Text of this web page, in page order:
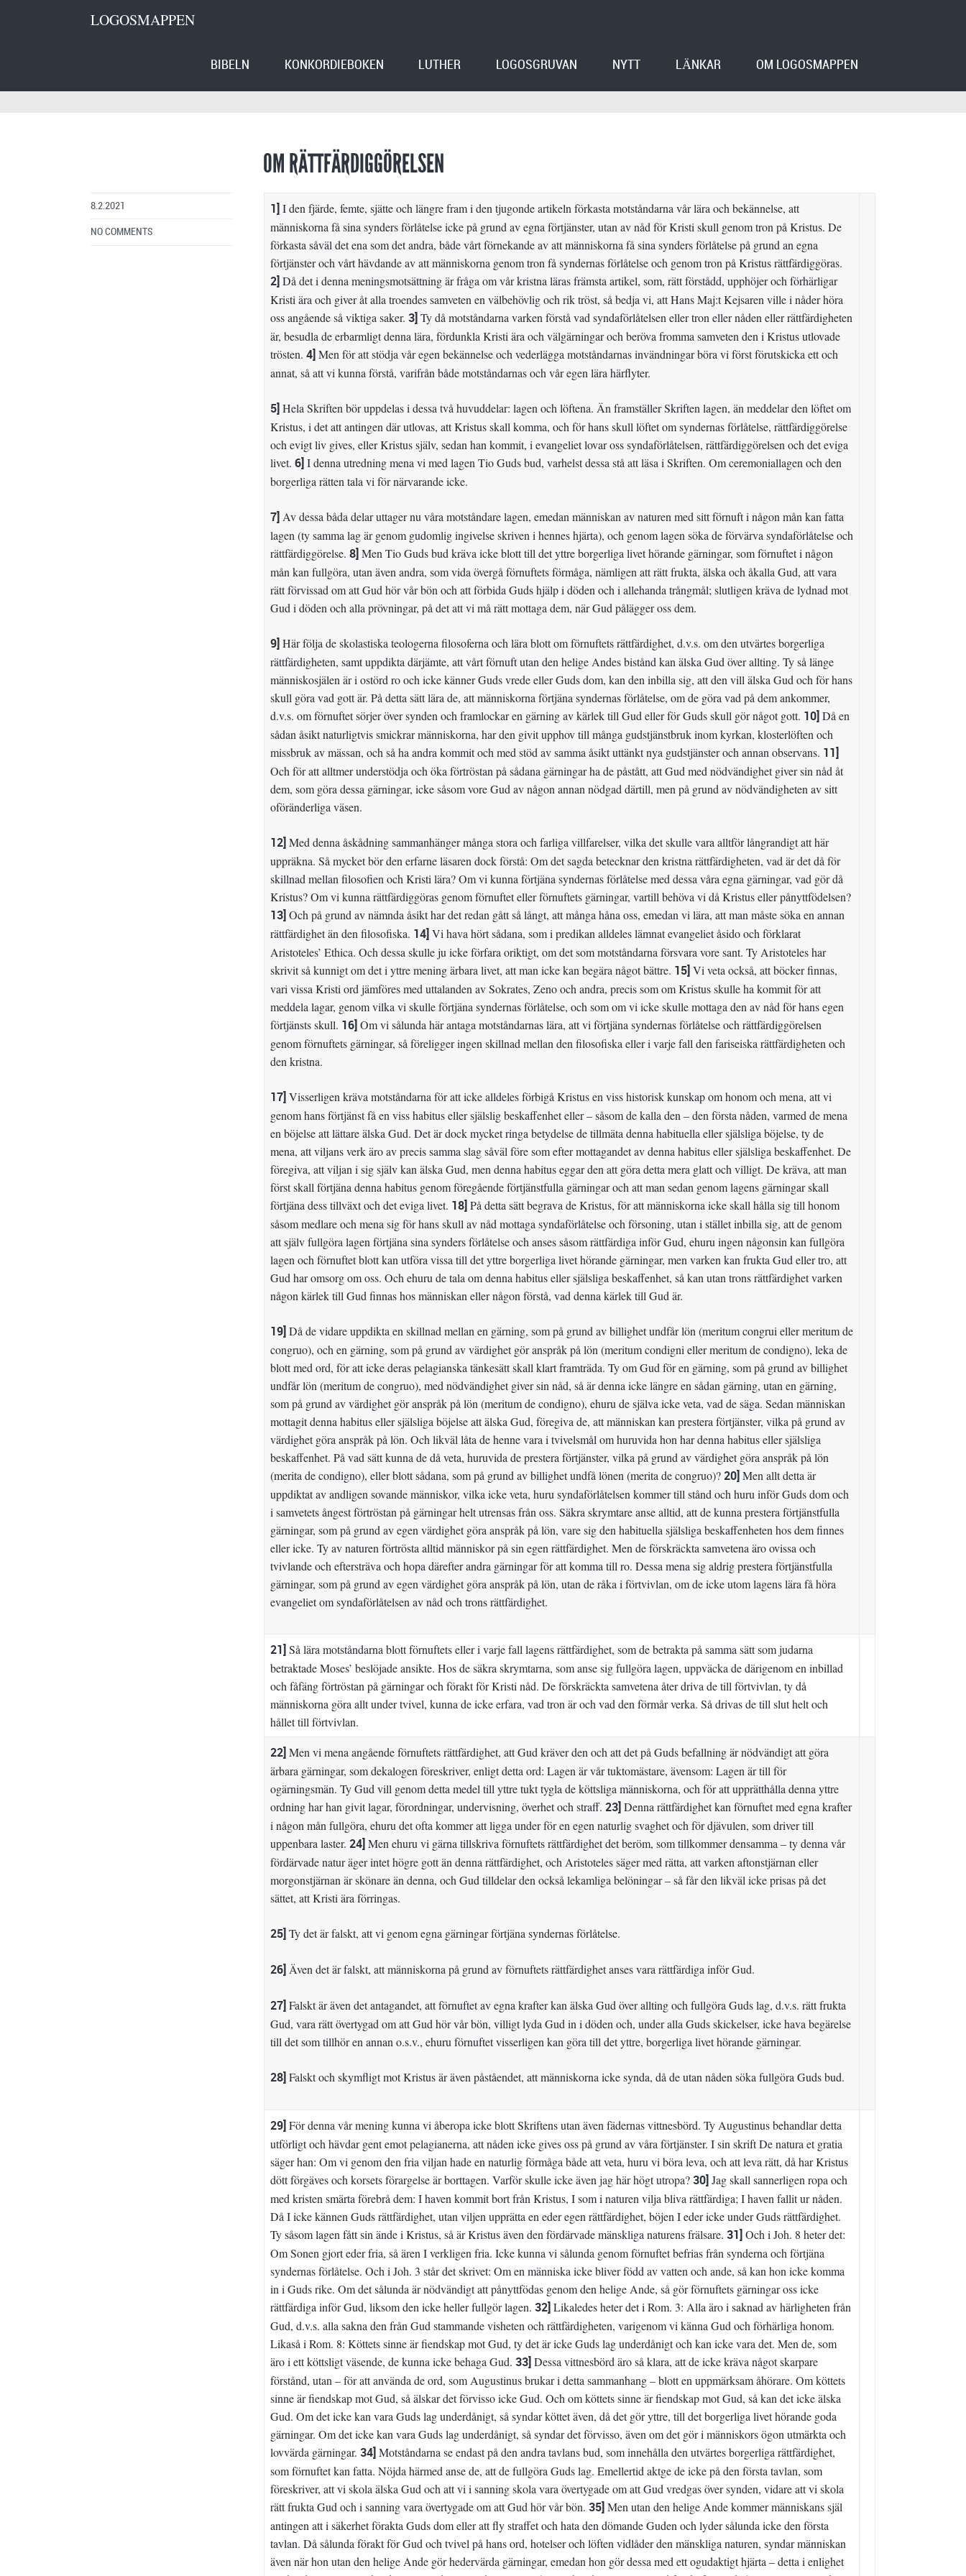
LOGOSMAPPEN
BIBELN KONKORDIEBOKEN LUTHER LOGOSGRUVAN NYTT LÄNKAR OM LOGOSMAPPEN
OM RÄTTFÄRDIGGÖRELSEN
8.2.2021
NO COMMENTS
1]I den fjärde, femte, sjätte och längre fram i den tjugonde artikeln förkasta motståndarna vår lära och bekännelse, att
människorna få sina synders förlåtelse icke på grund av egna förtjänster, utan av nåd för Kristi skull genom tron på Kristus. De
förkasta såväl det ena som det andra, både vårt förnekande av att människorna få sina synders förlåtelse på grund an egna
förtjänster och vårt hävdande av att människorna genom tron få syndernas förlåtelse och genom tron på Kristus rättfärdiggöras.
2]Då det i denna meningsmotsättning är fråga om vår kristna läras främsta artikel, som, rätt förstådd, upphöjer och förhärligar
Kristi ära och giver åt alla troendes samveten en välbehövlig och rik tröst, så bedja vi, att Hans Maj:t Kejsaren ville i nåder höra
oss angående så viktiga saker. 3]Ty då motståndarna varken förstå vad syndaförlåtelsen eller tron eller nåden eller rättfärdigheten
är, besudla de erbarmligt denna lära, fördunkla Kristi ära och välgärningar och beröva fromma samveten den i Kristus utlovade
trösten. 4]Men för att stödja vår egen bekännelse och vederlägga motståndarnas invändningar böra vi först förutskicka ett och
annat, så att vi kunna förstå, varifrån både motståndarnas och vår egen lära härflyter.
5]Hela Skriften bör uppdelas i dessa två huvuddelar: lagen och löftena. Än framställer Skriften lagen, än meddelar den löftet om
Kristus, i det att antingen där utlovas, att Kristus skall komma, och för hans skull löftet om syndernas förlåtelse, rättfärdiggörelse
och evigt liv gives, eller Kristus själv, sedan han kommit, i evangeliet lovar oss syndaförlåtelsen, rättfärdiggörelsen och det eviga
livet. 6]I denna utredning mena vi med lagen Tio Guds bud, varhelst dessa stå att läsa i Skriften. Om ceremoniallagen och den
borgerliga rätten tala vi för närvarande icke.
7]Av dessa båda delar uttager nu våra motståndare lagen, emedan människan av naturen med sitt förnuft i någon mån kan fatta
lagen (ty samma lag är genom gudomlig ingivelse skriven i hennes hjärta), och genom lagen söka de förvärva syndaförlåtelse och
rättfärdiggörelse. 8]Men Tio Guds bud kräva icke blott till det yttre borgerliga livet hörande gärningar, som förnuftet i någon
mån kan fullgöra, utan även andra, som vida övergå förnuftets förmåga, nämligen att rätt frukta, älska och åkalla Gud, att vara
rätt förvissad om att Gud hör vår bön och att förbida Guds hjälp i döden och i allehanda trångmål; slutligen kräva de lydnad mot
Gud i döden och alla prövningar, på det att vi må rätt mottaga dem, när Gud pålägger oss dem.
9]Här följa de skolastiska teologerna filosoferna och lära blott om förnuftets rättfärdighet, d.v.s. om den utvärtes borgerliga
rättfärdigheten, samt uppdikta därjämte, att vårt förnuft utan den helige Andes bistånd kan älska Gud över allting. Ty så länge
människosjälen är i ostörd ro och icke känner Guds vrede eller Guds dom, kan den inbilla sig, att den vill älska Gud och för hans
skull göra vad gott är. På detta sätt lära de, att människorna förtjäna syndernas förlåtelse, om de göra vad på dem ankommer,
d.v.s. om förnuftet sörjer över synden och framlockar en gärning av kärlek till Gud eller för Guds skull gör något gott. 10]Då en
sådan åsikt naturligtvis smickrar människorna, har den givit upphov till många gudstjänstbruk inom kyrkan, klosterlöften och
missbruk av mässan, och så ha andra kommit och med stöd av samma åsikt uttänkt nya gudstjänster och annan observans. 11]
Och för att alltmer understödja och öka förtröstan på sådana gärningar ha de påstått, att Gud med nödvändighet giver sin nåd åt
dem, som göra dessa gärningar, icke såsom vore Gud av någon annan nödgad därtill, men på grund av nödvändigheten av sitt
oföränderliga väsen.
12]Med denna åskådning sammanhänger många stora och farliga villfarelser, vilka det skulle vara alltför långrandigt att här
uppräkna. Så mycket bör den erfarne läsaren dock förstå: Om det sagda betecknar den kristna rättfärdigheten, vad är det då för
skillnad mellan filosofien och Kristi lära? Om vi kunna förtjäna syndernas förlåtelse med dessa våra egna gärningar, vad gör då
Kristus? Om vi kunna rättfärdiggöras genom förnuftet eller förnuftets gärningar, vartill behöva vi då Kristus eller pånyttfödelsen?
13]Och på grund av nämnda åsikt har det redan gått så långt, att många håna oss, emedan vi lära, att man måste söka en annan
rättfärdighet än den filosofiska. 14]Vi hava hört sådana, som i predikan alldeles lämnat evangeliet åsido och förklarat
Aristoteles’ Ethica. Och dessa skulle ju icke förfara oriktigt, om det som motståndarna försvara vore sant. Ty Aristoteles har
skrivit så kunnigt om det i yttre mening ärbara livet, att man icke kan begära något bättre. 15]Vi veta också, att böcker finnas,
vari vissa Kristi ord jämföres med uttalanden av Sokrates, Zeno och andra, precis som om Kristus skulle ha kommit för att
meddela lagar, genom vilka vi skulle förtjäna syndernas förlåtelse, och som om vi icke skulle mottaga den av nåd för hans egen
förtjänsts skull. 16]Om vi sålunda här antaga motståndarnas lära, att vi förtjäna syndernas förlåtelse och rättfärdiggörelsen
genom förnuftets gärningar, så föreligger ingen skillnad mellan den filosofiska eller i varje fall den fariseiska rättfärdigheten och
den kristna.
17]Visserligen kräva motståndarna för att icke alldeles förbigå Kristus en viss historisk kunskap om honom och mena, att vi
genom hans förtjänst få en viss habitus eller själslig beskaffenhet eller – såsom de kalla den – den första nåden, varmed de mena
en böjelse att lättare älska Gud. Det är dock mycket ringa betydelse de tillmäta denna habituella eller själsliga böjelse, ty de
mena, att viljans verk äro av precis samma slag såväl före som efter mottagandet av denna habitus eller själsliga beskaffenhet. De
föregiva, att viljan i sig själv kan älska Gud, men denna habitus eggar den att göra detta mera glatt och villigt. De kräva, att man
först skall förtjäna denna habitus genom föregående förtjänstfulla gärningar och att man sedan genom lagens gärningar skall
förtjäna dess tillväxt och det eviga livet. 18]På detta sätt begrava de Kristus, för att människorna icke skall hålla sig till honom
såsom medlare och mena sig för hans skull av nåd mottaga syndaförlåtelse och försoning, utan i stället inbilla sig, att de genom
att själv fullgöra lagen förtjäna sina synders förlåtelse och anses såsom rättfärdiga inför Gud, ehuru ingen någonsin kan fullgöra
lagen och förnuftet blott kan utföra vissa till det yttre borgerliga livet hörande gärningar, men varken kan frukta Gud eller tro, att
Gud har omsorg om oss. Och ehuru de tala om denna habitus eller själsliga beskaffenhet, så kan utan trons rättfärdighet varken
någon kärlek till Gud finnas hos människan eller någon förstå, vad denna kärlek till Gud är.
19]Då de vidare uppdikta en skillnad mellan en gärning, som på grund av billighet undfår lön (meritum congrui eller meritum de
congruo), och en gärning, som på grund av värdighet gör anspråk på lön (meritum condigni eller meritum de condigno), leka de
blott med ord, för att icke deras pelagianska tänkesätt skall klart framträda. Ty om Gud för en gärning, som på grund av billighet
undfår lön (meritum de congruo), med nödvändighet giver sin nåd, så är denna icke längre en sådan gärning, utan en gärning,
som på grund av värdighet gör anspråk på lön (meritum de condigno), ehuru de själva icke veta, vad de säga. Sedan människan
mottagit denna habitus eller själsliga böjelse att älska Gud, föregiva de, att människan kan prestera förtjänster, vilka på grund av
värdighet göra anspråk på lön. Och likväl låta de henne vara i tvivelsmål om huruvida hon har denna habitus eller själsliga
beskaffenhet. På vad sätt kunna de då veta, huruvida de prestera förtjänster, vilka på grund av värdighet göra anspråk på lön
(merita de condigno), eller blott sådana, som på grund av billighet undfå lönen (merita de congruo)? 20]Men allt detta är
uppdiktat av andligen sovande människor, vilka icke veta, huru syndaförlåtelsen kommer till stånd och huru inför Guds dom och
i samvetets ångest förtröstan på gärningar helt utrensas från oss. Säkra skrymtare anse alltid, att de kunna prestera förtjänstfulla
gärningar, som på grund av egen värdighet göra anspråk på lön, vare sig den habituella själsliga beskaffenheten hos dem finnes
eller icke. Ty av naturen förtrösta alltid människor på sin egen rättfärdighet. Men de förskräckta samvetena äro ovissa och
tvivlande och eftersträva och hopa därefter andra gärningar för att komma till ro. Dessa mena sig aldrig prestera förtjänstfulla
gärningar, som på grund av egen värdighet göra anspråk på lön, utan de råka i förtvivlan, om de icke utom lagens lära få höra
evangeliet om syndaförlåtelsen av nåd och trons rättfärdighet.
21]Så lära motståndarna blott förnuftets eller i varje fall lagens rättfärdighet, som de betrakta på samma sätt som judarna
betraktade Moses’ beslöjade ansikte. Hos de säkra skrymtarna, som anse sig fullgöra lagen, uppväcka de därigenom en inbillad
och fåfäng förtröstan på gärningar och förakt för Kristi nåd. De förskräckta samvetena åter driva de till förtvivlan, ty då
människorna göra allt under tvivel, kunna de icke erfara, vad tron är och vad den förmår verka. Så drivas de till slut helt och
hållet till förtvivlan.
22]Men vi mena angående förnuftets rättfärdighet, att Gud kräver den och att det på Guds befallning är nödvändigt att göra
ärbara gärningar, som dekalogen föreskriver, enligt detta ord: Lagen är vår tuktomästare, ävensom: Lagen är till för
ogärningsmän. Ty Gud vill genom detta medel till yttre tukt tygla de köttsliga människorna, och för att upprätthålla denna yttre
ordning har han givit lagar, förordningar, undervisning, överhet och straff. 23]Denna rättfärdighet kan förnuftet med egna krafter
i någon mån fullgöra, ehuru det ofta kommer att ligga under för en egen naturlig svaghet och för djävulen, som driver till
uppenbara laster. 24]Men ehuru vi gärna tillskriva förnuftets rättfärdighet det beröm, som tillkommer densamma – ty denna vår
fördärvade natur äger intet högre gott än denna rättfärdighet, och Aristoteles säger med rätta, att varken aftonstjärnan eller
morgonstjärnan är skönare än denna, och Gud tilldelar den också lekamliga belöningar – så får den likväl icke prisas på det
sättet, att Kristi ära förringas.
25]Ty det är falskt, att vi genom egna gärningar förtjäna syndernas förlåtelse.
26]Även det är falskt, att människorna på grund av förnuftets rättfärdighet anses vara rättfärdiga inför Gud.
27]Falskt är även det antagandet, att förnuftet av egna krafter kan älska Gud över allting och fullgöra Guds lag, d.v.s. rätt frukta
Gud, vara rätt övertygad om att Gud hör vår bön, villigt lyda Gud in i döden och, under alla Guds skickelser, icke hava begärelse
till det som tillhör en annan o.s.v., ehuru förnuftet visserligen kan göra till det yttre, borgerliga livet hörande gärningar.
28]Falskt och skymfligt mot Kristus är även påståendet, att människorna icke synda, då de utan nåden söka fullgöra Guds bud.
29]För denna vår mening kunna vi åberopa icke blott Skriftens utan även fädernas vittnesbörd. Ty Augustinus behandlar detta
utförligt och hävdar gent emot pelagianerna, att nåden icke gives oss på grund av våra förtjänster. I sin skrift De natura et gratia
säger han: Om vi genom den fria viljan hade en naturlig förmåga både att veta, huru vi böra leva, och att leva rätt, då har Kristus
dött förgäves och korsets förargelse är borttagen. Varför skulle icke även jag här högt utropa?30]Jag skall sannerligen ropa och
med kristen smärta förebrå dem: I haven kommit bort från Kristus, I som i naturen vilja bliva rättfärdiga; I haven fallit ur nåden.
Då I icke kännen Guds rättfärdighet, utan viljen upprätta en eder egen rättfärdighet, böjen I eder icke under Guds rättfärdighet.
Ty såsom lagen fått sin ände i Kristus, så är Kristus även den fördärvade mänskliga naturens frälsare. 31]Och i Joh. 8 heter det:
Om Sonen gjort eder fria, så ären I verkligen fria. Icke kunna vi sålunda genom förnuftet befrias från synderna och förtjäna
syndernas förlåtelse. Och i Joh. 3 står det skrivet: Om en människa icke bliver född av vatten och ande, så kan hon icke komma
in i Guds rike. Om det sålunda är nödvändigt att pånyttfödas genom den helige Ande, så gör förnuftets gärningar oss icke
rättfärdiga inför Gud, liksom den icke heller fullgör lagen. 32]Likaledes heter det i Rom. 3: Alla äro i saknad av härligheten från
Gud, d.v.s. alla sakna den från Gud stammande visheten och rättfärdigheten, varigenom vi känna Gud och förhärliga honom.
Likaså i Rom. 8: Köttets sinne är fiendskap mot Gud, ty det är icke Guds lag underdånigt och kan icke vara det. Men de, som
äro i ett köttsligt väsende, de kunna icke behaga Gud. 33]Dessa vittnesbörd äro så klara, att de icke kräva något skarpare
förstånd, utan – för att använda de ord, som Augustinus brukar i detta sammanhang – blott en uppmärksam åhörare. Om köttets
sinne är fiendskap mot Gud, så älskar det förvisso icke Gud. Och om köttets sinne är fiendskap mot Gud, så kan det icke älska
Gud. Om det icke kan vara Guds lag underdånigt, så syndar köttet även, då det gör yttre, till det borgerliga livet hörande goda
gärningar. Om det icke kan vara Guds lag underdånigt, så syndar det förvisso, även om det gör i människors ögon utmärkta och
lovvärda gärningar. 34]Motståndarna se endast på den andra tavlans bud, som innehålla den utvärtes borgerliga rättfärdighet,
som förnuftet kan fatta. Nöjda härmed anse de, att de fullgöra Guds lag. Emellertid aktge de icke på den första tavlan, som
föreskriver, att vi skola älska Gud och att vi i sanning skola vara övertygade om att Gud vredgas över synden, vidare att vi skola
rätt frukta Gud och i sanning vara övertygade om att Gud hör vår bön. 35]Men utan den helige Ande kommer människans själ
antingen att i säkerhet förakta Guds dom eller att fly straffet och hata den dömande Guden och lyder sålunda icke den första
tavlan. Då sålunda förakt för Gud och tvivel på hans ord, hotelser och löften vidlåder den mänskliga naturen, syndar människan
även när hon utan den helige Ande gör hedervärda gärningar, emedan hon gör dessa med ett ogudaktigt hjärta – detta i enlighet